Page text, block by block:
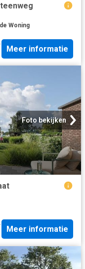
Woning
Meer informatie
Foto bekijken
Meer informatie